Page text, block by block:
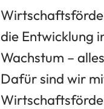
die Entwicklung
Wachstum –
Dafür sind wir